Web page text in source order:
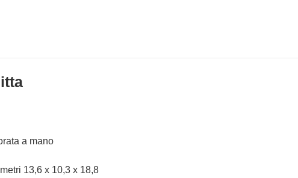
a mano
13,6 x 10,3 x 18,8